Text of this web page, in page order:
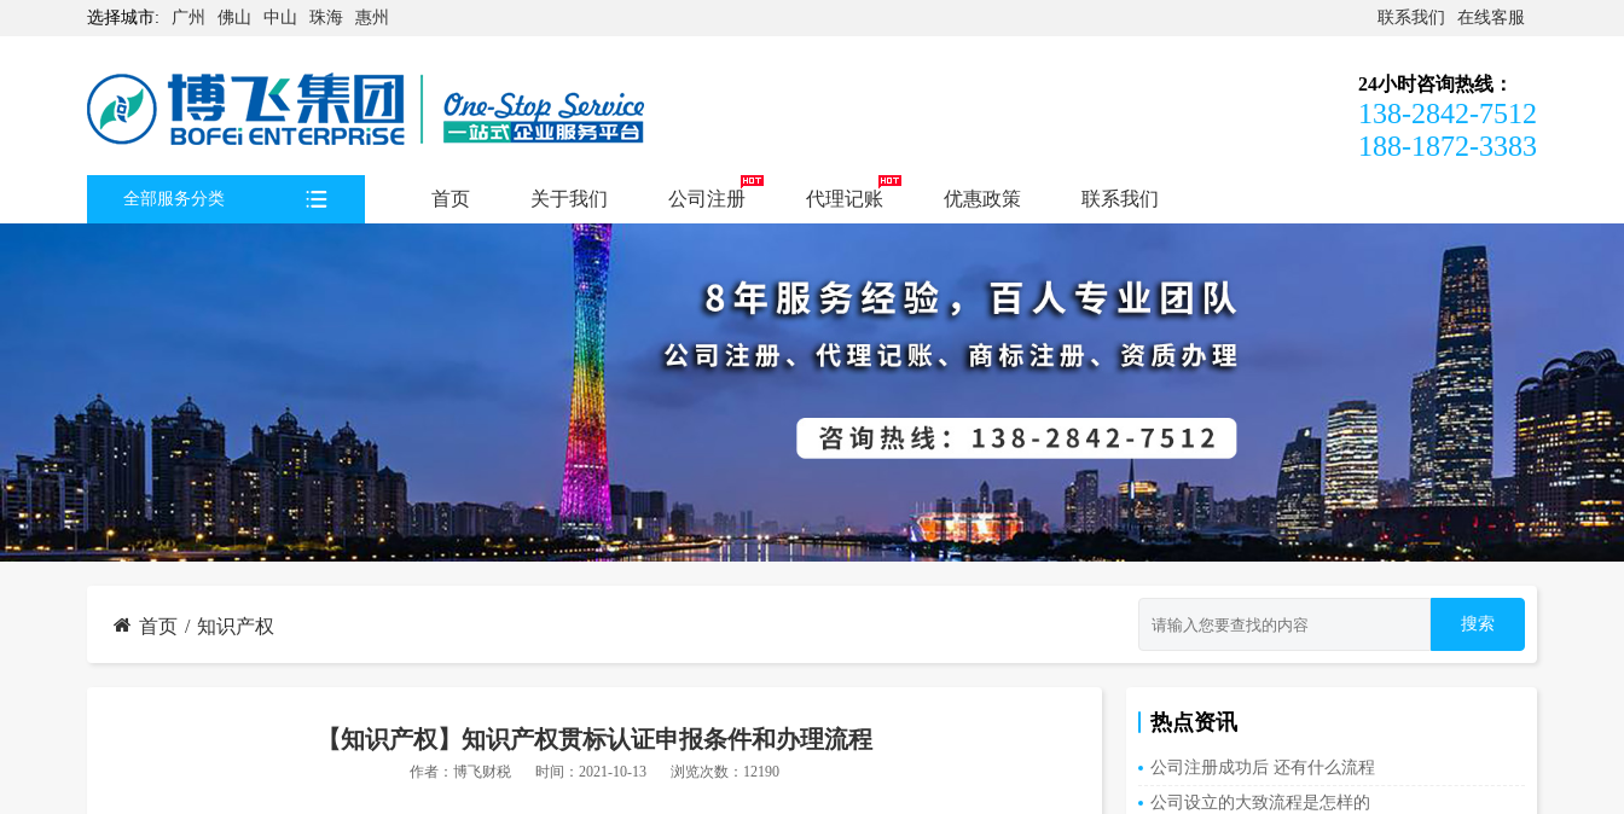
选择城市: 广州 佛山 中山 珠海 惠州 联系我们 在线客服
24小时咨询热线：
138-2842-7512
188-1872-3383
全部服务分类 首页 关于我们 公司注册 代理记账 优惠政策 联系我们
首页 知识产权
【知识产权】知识产权贯标认证申报条件和办理流程
作者： 博飞财税 时间：2021-10-13 浏览次数：12190
热点资讯
公司注册成功后 还有什么流程
公司设立的大致流程是怎样的